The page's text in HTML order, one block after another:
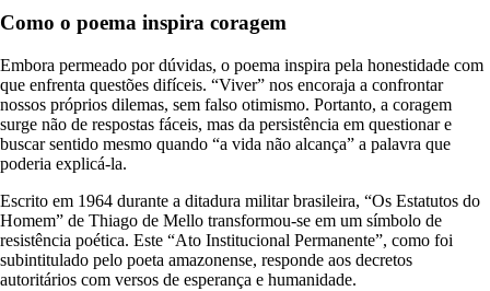
Como o poema inspira coragem
Embora permeado por dúvidas, o poema inspira pela honestidade com
que enfrenta questões difíceis. “Viver” nos encoraja a confrontar
nossos próprios dilemas, sem falso otimismo. Portanto, a coragem
surge não de respostas fáceis, mas da persistência em questionar e
buscar sentido mesmo quando “a vida não alcança” a palavra que
poderia explicá-la.
Escrito em 1964 durante a ditadura militar brasileira, “Os Estatutos do
Homem” de Thiago de Mello transformou-se em um símbolo de
resistência poética. Este “Ato Institucional Permanente”, como foi
subintitulado pelo poeta amazonense, responde aos decretos
autoritários com versos de esperança e humanidade.